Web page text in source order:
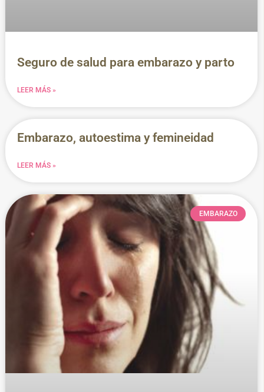
Seguro de salud para embarazo y parto
LEER MÁS »
Embarazo, autoestima y femineidad
LEER MÁS »
EMBARAZO